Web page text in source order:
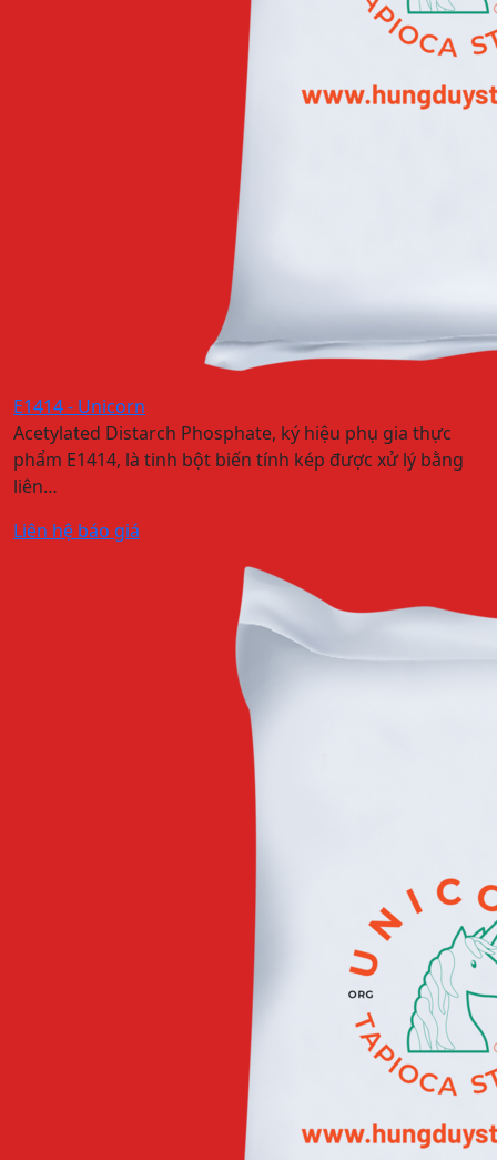
E1414 - Unicorn
Acetylated Distarch Phosphate, ký hiệu phụ gia thực
phẩm E1414, là tinh bột biến tính kép được xử lý bằng
liên…
Liên hệ báo giá